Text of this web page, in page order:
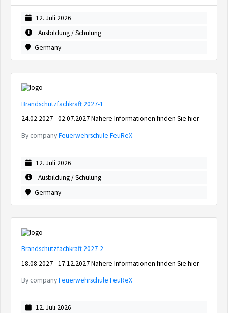
12. Juli 2026
Ausbildung / Schulung
Germany
Brandschutzfachkraft 2027-1
24.02.2027 - 02.07.2027 Nähere Informationen finden Sie hier
By companyFeuerwehrschule FeuReX
12. Juli 2026
Ausbildung / Schulung
Germany
Brandschutzfachkraft 2027-2
18.08.2027 - 17.12.2027 Nähere Informationen finden Sie hier
By companyFeuerwehrschule FeuReX
12. Juli 2026